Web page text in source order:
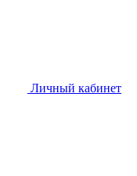
Личный кабинет